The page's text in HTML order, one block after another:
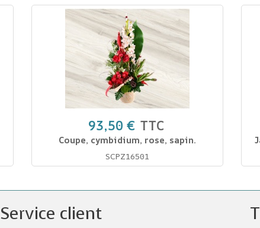
93,50 € TTC
Coupe, cymbidium, rose, sapin.
SCPZ16501
Service client